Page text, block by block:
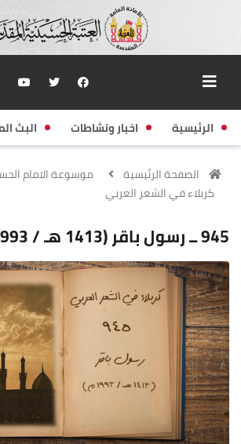
الرئيسية اخبار ونشاطات البث
الصفحة الرئيسية
موسوعة الامام
كربلاء في الشعر العربي
945 ــ رسول باقر (1413 هـ / 1993 م)